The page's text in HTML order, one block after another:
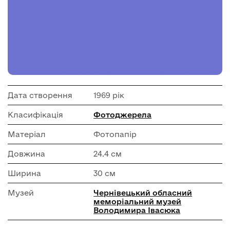
Дата створення 1969 рік
Класифікація Фотоджерела
Матеріал Фотопапір
Довжина 24.4 см
Ширина 30 см
Музей
Чернівецький обласний
меморіальний музей
Володимира Івасюка